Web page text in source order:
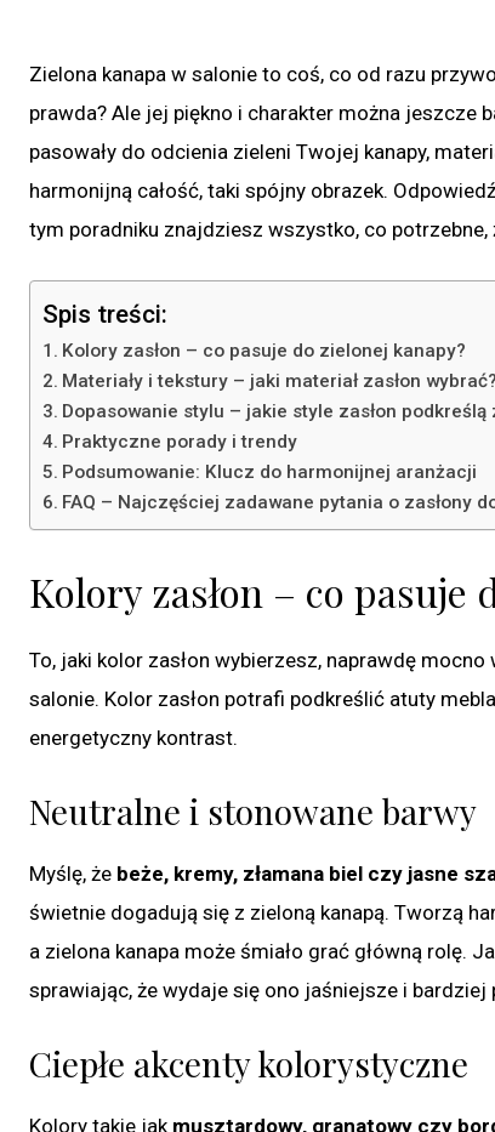
Zielona kanapa w salonie to coś, co od razu
prawda? Ale jej piękno i charakter można jeszcze
pasowały do odcienia zieleni Twojej kanapy,
harmonijną całość, taki spójny obrazek.
tym poradniku znajdziesz wszystko, co
Spis treści:
Kolory zasłon – co pasuje do zielonej kanapy?
Materiały i tekstury – jaki materiał zasłon wybrać?
Dopasowanie stylu – jakie style zasłon podkreślą
Praktyczne porady i trendy
Podsumowanie: Klucz do harmonijnej aranżacji
FAQ – Najczęściej zadawane pytania o zasłony
Kolory zasłon – co pasuje
To, jaki kolor zasłon wybierzesz, naprawdę
salonie. Kolor zasłon potrafi podkreślić atuty
energetyczny kontrast.
Neutralne i stonowane barwy
Myślę, że beże, kremy, złamana biel czy jasne
świetnie dogadują się z zieloną kanapą. Tworzą
a zielona kanapa może śmiało grać główną rolę.
sprawiając, że wydaje się ono jaśniejsze i bardziej
Ciepłe akcenty kolorystyczne
Kolory takie jak musztardowy, granatowy czy